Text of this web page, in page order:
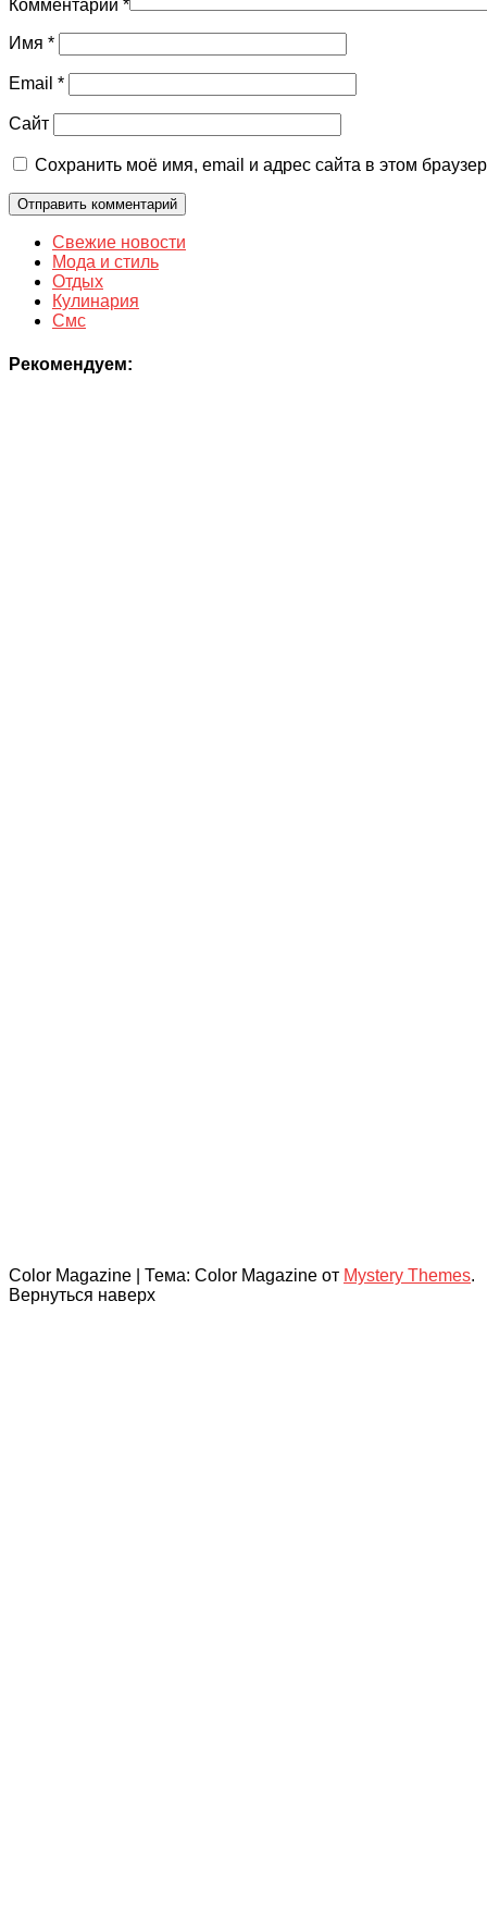
Комментарий *
Имя *
Email *
Сайт
Сохранить моё имя, email и адрес сайта в этом
Свежие новости
Мода и стиль
Отдых
Кулинария
Смс
Рекомендуем:
Color Magazine Тема: Color Magazine от Mystery Themes.
Вернуться наверх